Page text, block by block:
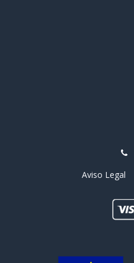
Aviso Legal